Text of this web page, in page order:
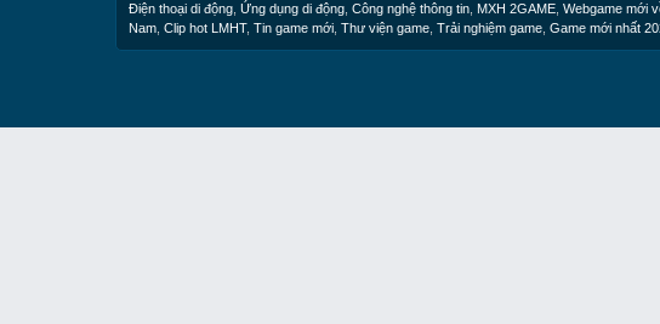
Điện thoại di động Ứng dụng di động Công nghệ thông tin MXH 2GAME Webgame mới
Nam Clip hot LMHT, Tin game mới Thư viện game Trải nghiệm game Game mới nhất